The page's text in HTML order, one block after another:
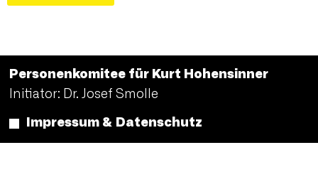
Personenkomitee für Kurt Hohensinner
Initiator: Dr. Josef Smolle
Impressum & Datenschutz